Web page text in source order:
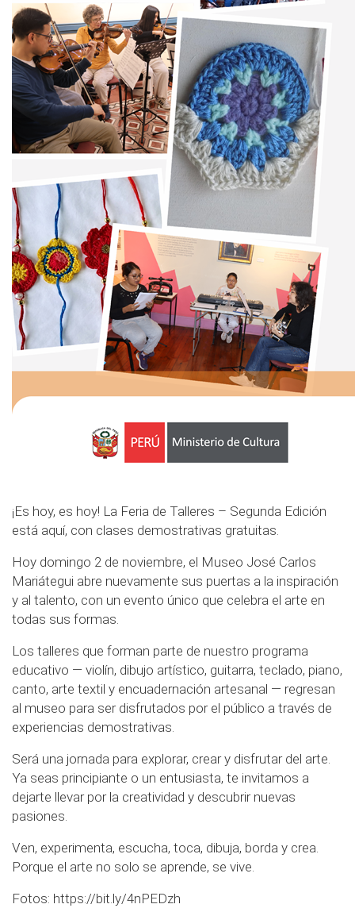
¡Es hoy, es hoy! La Feria de Talleres – Segunda Edición
está aquí, con clases demostrativas gratuitas.
Hoy domingo 2 de noviembre, el Museo José Carlos
Mariátegui abre nuevamente sus puertas a la inspiración
y al talento, con un evento único que celebra el arte en
todas sus formas.
Los talleres que forman parte de nuestro programa
educativo — violín, dibujo artístico, guitarra, teclado, piano,
canto, arte textil y encuadernación artesanal — regresan
al museo para ser disfrutados por el público a través de
experiencias demostrativas.
Será una jornada para explorar, crear y disfrutar del arte.
Ya seas principiante o un entusiasta, te invitamos a
dejarte llevar por la creatividad y descubrir nuevas
pasiones.
Ven, experimenta, escucha, toca, dibuja, borda y crea.
Porque el arte no solo se aprende, se vive.
Fotos: https://bit.ly/4nPEDzh